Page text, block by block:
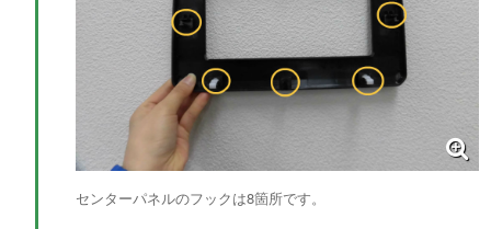
センターパネルのフックは8箇所です。